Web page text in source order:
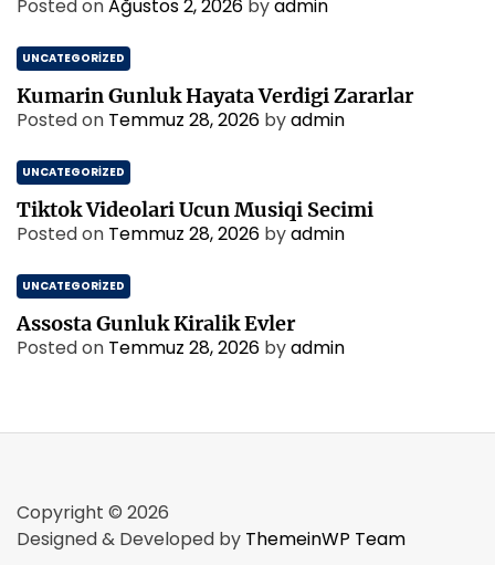
Posted onAğustos 2, 2026 byadmin
UNCATEGORIZED
Kumarin Gunluk Hayata Verdigi Zararlar
Posted on Temmuz 28, 2026 byadmin
UNCATEGORIZED
Tiktok Videolari Ucun Musiqi Secimi
Posted on Temmuz 28, 2026 byadmin
UNCATEGORIZED
Assosta Gunluk Kiralik Evler
Posted on Temmuz 28, 2026 byadmin
Copyright © 2026
Designed & Developed by ThemeinWP Team